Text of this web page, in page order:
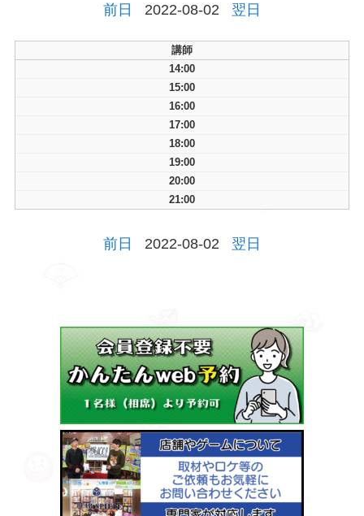
前日 2022-08-02 翌日
講師
14:00
15:00
16:00
17:00
18:00
19:00
20:00
21:00
前日 2022-08-02 翌日